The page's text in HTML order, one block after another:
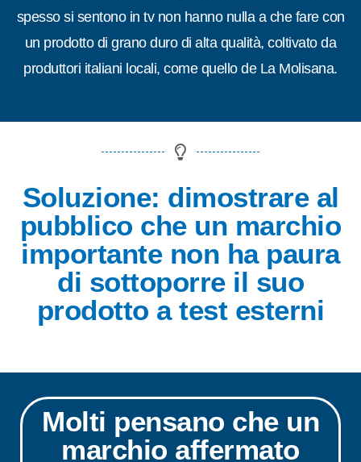
spesso si sentono in tv non hanno nulla a che fare con
un prodotto di grano duro di alta qualità, coltivato da
produttori italiani locali, come quello de La Molisana.
Soluzione: dimostrare al
pubblico che un marchio
importante non ha paura
di sottoporre il suo
prodotto a test esterni
Molti pensano che un
marchio affermato